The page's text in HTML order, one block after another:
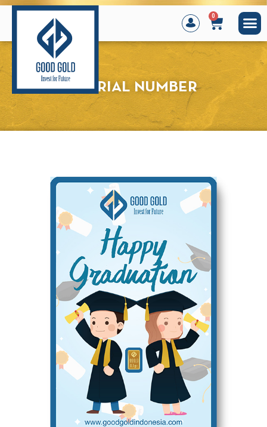
0
SERIAL NUMBER